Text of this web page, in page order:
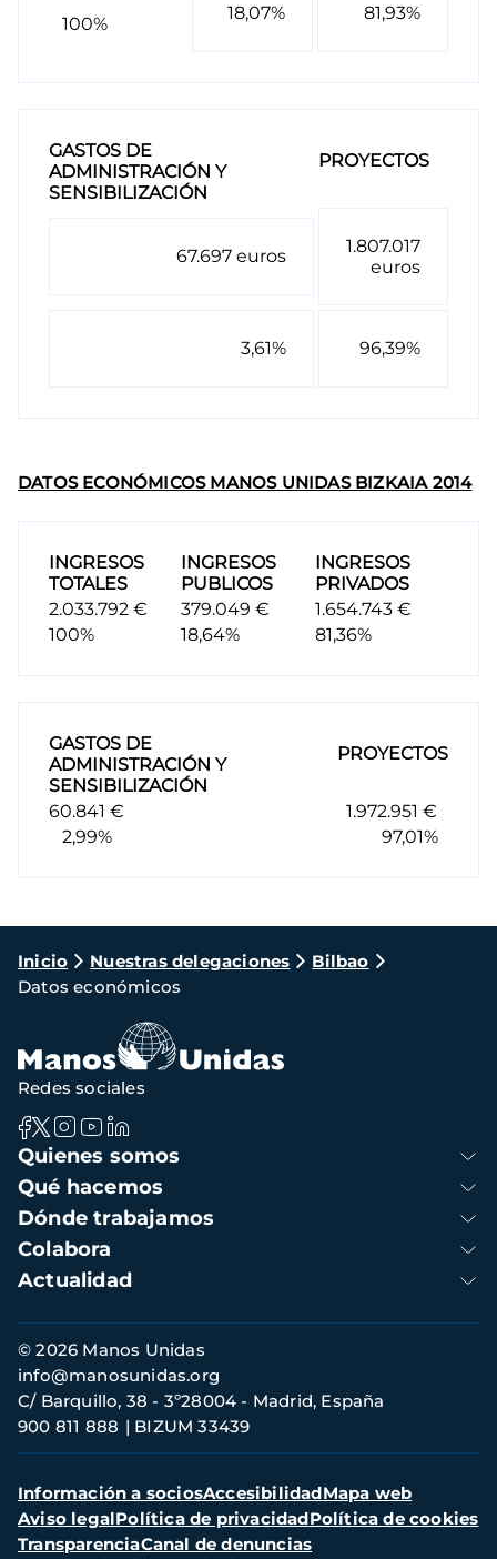
100%
18,07% 81,93%
GASTOS DE
ADMINISTRACIÓN Y
SENSIBILIZACIÓN
PROYECTOS
67.697 euros
1.807.017
euros
3,61% 96,39%
DATOS ECONÓMICOS MANOS UNIDAS BIZKAIA 2014
INGRESOS
TOTALES
INGRESOS
PUBLICOS
INGRESOS
PRIVADOS
2.033.792 €
379.049 €
1.654.743 €
100%
18,64% 81,36%
GASTOS DE
ADMINISTRACIÓN Y
SENSIBILIZACIÓN
PROYECTOS
60.841 €
1.972.951 €
2,99%
97,01%
Ruta
de
navegación
Inicio Nuestras delegaciones
Bilbao
Datos económicos
Navegación
principal
Quienes somos
Qué hacemos
Dónde trabajamos
Colabora
Actualidad
Redes sociales
Información
de
contacto
© 2026 Manos Unidas
C/ Barquillo, 38 - 3º28004 - Madrid, España
900 811 888
BIZUM 33439
info@manosunidas.org
Menú
secundario
Información a sociosAccesibilidadMapa web
Aviso legalPolítica de privacidadPolítica de cookies
TransparenciaCanal de denuncias